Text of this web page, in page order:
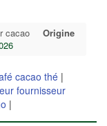
cacao
Origine
cacao thé |
fournisseur
|